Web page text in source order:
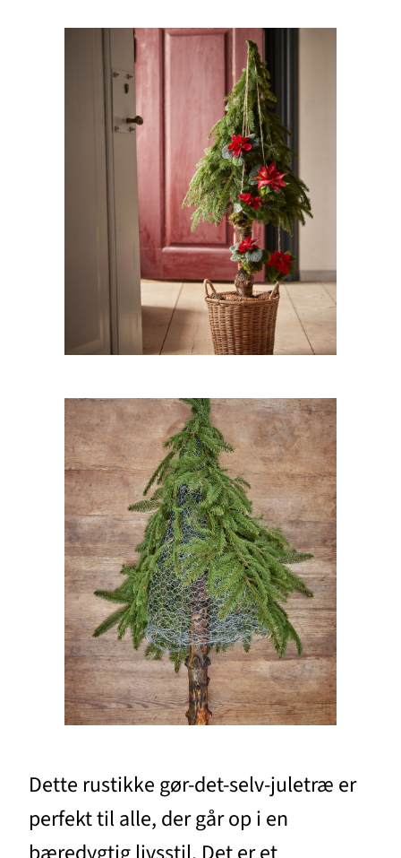
Dette rustikke gør-det-selv-juletræ er
perfekt til alle, der går op i en